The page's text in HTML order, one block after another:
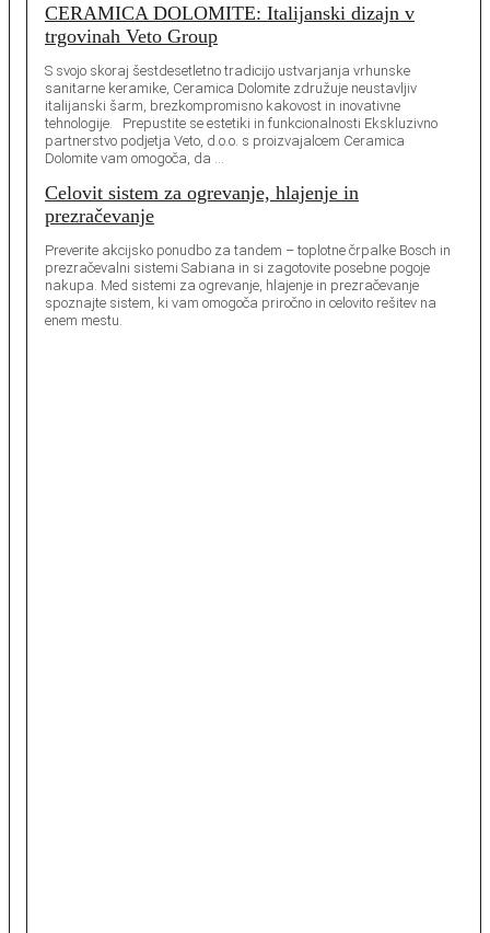
CERAMICA DOLOMITE: Italijanski dizajn v
trgovinah Veto Group
S svojo skoraj šestdesetletno tradicijo ustvarjanja vrhunske
sanitarne keramike, Ceramica Dolomite združuje neustavljiv
italijanski šarm, brezkompromisno kakovost in inovativne
tehnologije. Prepustite se estetiki in funkcionalnosti Ekskluzivno
partnerstvo podjetja Veto, d.o.o. s proizvajalcem Ceramica
Dolomite vam omogoča, da …
Celovit sistem za ogrevanje, hlajenje in
prezračevanje
Preverite akcijsko ponudbo za tandem – toplotne črpalke Bosch in
prezračevalni sistemi Sabiana in si zagotovite posebne pogoje
nakupa. Med sistemi za ogrevanje, hlajenje in prezračevanje
spoznajte sistem, ki vam omogoča priročno in celovito rešitev na
enem mestu.